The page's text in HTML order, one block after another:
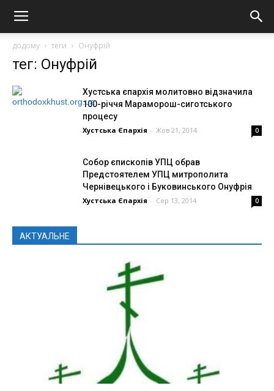
додому теги Онуфрій
тег: Онуфрій
Хустська єпархія молитовно відзначила
100-річчя Мараморош-сиготського
процесу
Хустська Єпархія - Жов 21, 2014 0
Собор єпископів УПЦ обрав
Предстоятелем УПЦ митрополита
Чернівецького і Буковинського Онуфрія
Хустська Єпархія - Сер 13, 2014 0
АКТУАЛЬНЕ